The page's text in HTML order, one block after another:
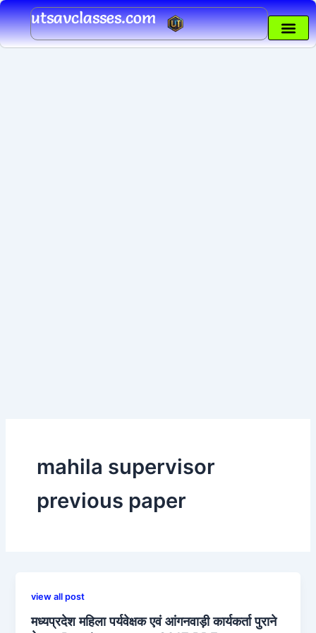
Skip
to
content
utsavclasses.com
mahila supervisor
previous paper
view all post
मध्यप्रदेश महिला पर्यवेक्षक एवं आंगनवाड़ी कार्यकर्ता पुराने